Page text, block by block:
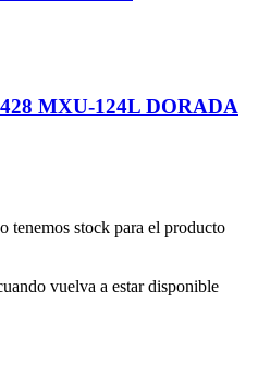
MXU-124L DORADA
tenemos stock para el producto
vuelva a estar disponible